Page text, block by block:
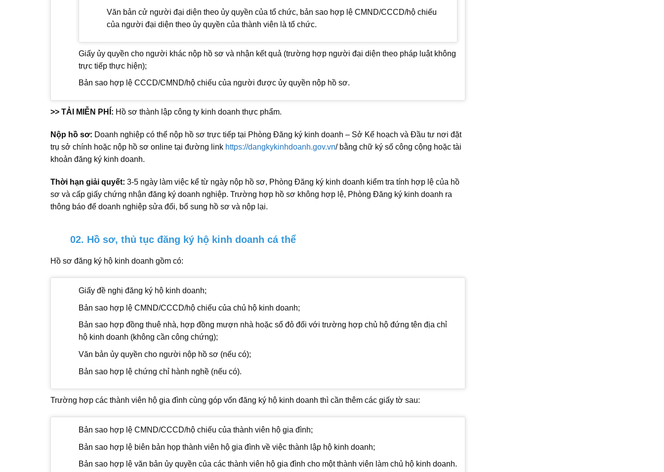
Văn bản cử người đại diện theo ủy quyền của tổ chức, bản sao hợp lệ CMND/CCCD/hộ chiếu
của người đại diện theo ủy quyền của thành viên là tổ chức.
Giấy ủy quyền cho người khác nộp hồ sơ và nhận kết quả (trường hợp người đại diện theo pháp luật không
trực tiếp thực hiện);
Bản sao hợp lệ CCCD/CMND/hộ chiếu của người được ủy quyền nộp hồ sơ.
>> TẢI MIỄN PHÍ: Hồ sơ thành lập công ty kinh doanh thực phẩm.
Nộp hồ sơ: Doanh nghiệp có thể nộp hồ sơ trực tiếp tại Phòng Đăng ký kinh doanh – Sở Kế hoạch và Đầu tư nơi đặt
trụ sở chính hoặc nộp hồ sơ online tại đường link https://dangkykinhdoanh.gov.vn/ bằng chữ ký số công cộng hoặc tài
khoản đăng ký kinh doanh.
Thời hạn giải quyết: 3-5 ngày làm việc kể từ ngày nộp hồ sơ, Phòng Đăng ký kinh doanh kiểm tra tính hợp lệ của hồ
sơ và cấp giấy chứng nhận đăng ký doanh nghiệp. Trường hợp hồ sơ không hợp lệ, Phòng Đăng ký kinh doanh ra
thông báo để doanh nghiệp sửa đổi, bổ sung hồ sơ và nộp lại.
02. Hồ sơ, thủ tục đăng ký hộ kinh doanh cá thể
Hồ sơ đăng ký hộ kinh doanh gồm có:
Giấy đề nghị đăng ký hộ kinh doanh;
Bản sao hợp lệ CMND/CCCD/hộ chiếu của chủ hộ kinh doanh;
Bản sao hợp đồng thuê nhà, hợp đồng mượn nhà hoặc sổ đỏ đối với trường hợp chủ hộ đứng tên địa chỉ
hộ kinh doanh (không cần công chứng);
Văn bản ủy quyền cho người nộp hồ sơ (nếu có);
Bản sao hợp lệ chứng chỉ hành nghề (nếu có).
Trường hợp các thành viên hộ gia đình cùng góp vốn đăng ký hộ kinh doanh thì cần thêm các giấy tờ sau:
Bản sao hợp lệ CMND/CCCD/hộ chiếu của thành viên hộ gia đình;
Bản sao hợp lệ biên bản họp thành viên hộ gia đình về việc thành lập hộ kinh doanh;
Bản sao hợp lệ văn bản ủy quyền của các thành viên hộ gia đình cho một thành viên làm chủ hộ kinh doanh.